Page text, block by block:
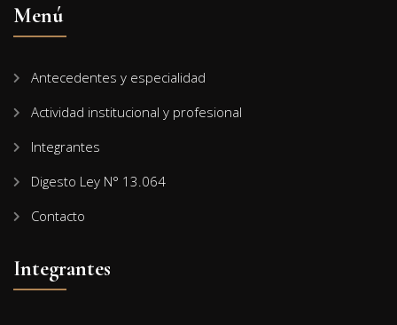
Menú
Antecedentes y especialidad
Actividad institucional y profesional
Integrantes
Digesto Ley N° 13.064
Contacto
Integrantes